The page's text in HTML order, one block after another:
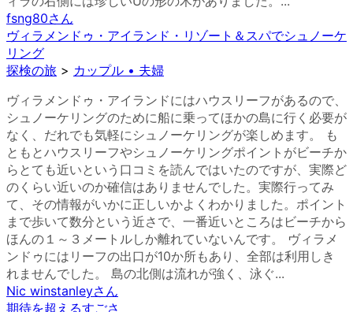
fsng80さん
ヴィラメンドゥ・アイランド・リゾート＆スパでシュノーケ
リング
探検の旅 > カップル • 夫婦
ヴィラメンドゥ・アイランドにはハウスリーフがあるので、
シュノーケリングのために船に乗ってほかの島に行く必要が
なく、だれでも気軽にシュノーケリングが楽しめます。 も
ともとハウスリーフやシュノーケリングポイントがビーチか
らとても近いという口コミを読んではいたのですが、実際ど
のくらい近いのか確信はありませんでした。実際行ってみ
て、その情報がいかに正しいかよくわかりました。ポイント
まで歩いて数分という近さで、一番近いところはビーチから
ほんの１～３メートルしか離れていないんです。 ヴィラメ
ンドゥにはリーフの出口が10か所もあり、全部は利用しき
れませんでした。 島の北側は流れが強く、泳ぐ...
Nic winstanleyさん
期待を超えるすごさ